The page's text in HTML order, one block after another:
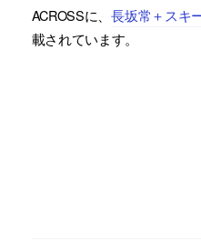
ACROSSに、長坂常＋スキ
載されています。